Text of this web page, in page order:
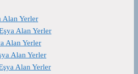
Alan Yerler
Alan Yerler
Alan Yerler
Alan Yerler
Alan Yerler